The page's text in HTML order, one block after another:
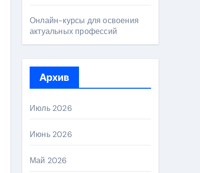
Онлайн-курсы для освоения
актуальных профессий
Архив
Июль 2026
Июнь 2026
Май 2026